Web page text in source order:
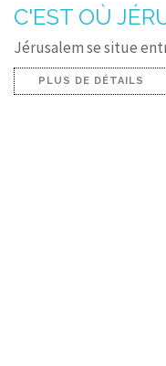
C'EST OÙ
Jérusalem se situe
PLUS DE DÉTAILS